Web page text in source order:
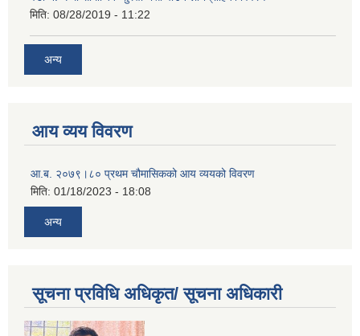
मिति: 08/28/2019 - 11:22
अन्य
आय व्यय विवरण
आ.ब. २०७९।८० प्रथम चौमासिकको आय व्ययको विवरण
मिति: 01/18/2023 - 18:08
अन्य
सूचना प्रविधि अधिकृत/ सूचना अधिकारी